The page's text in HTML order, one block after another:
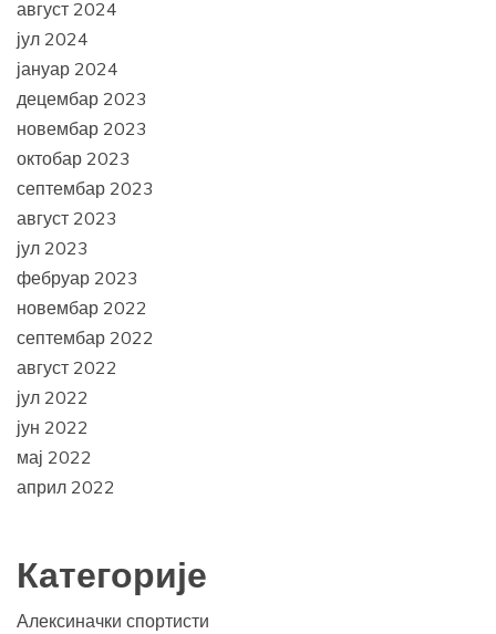
август 2024
јул 2024
јануар 2024
децембар 2023
новембар 2023
октобар 2023
септембар 2023
август 2023
јул 2023
фебруар 2023
новембар 2022
септембар 2022
август 2022
јул 2022
јун 2022
мај 2022
април 2022
Категорије
Алексиначки спортисти